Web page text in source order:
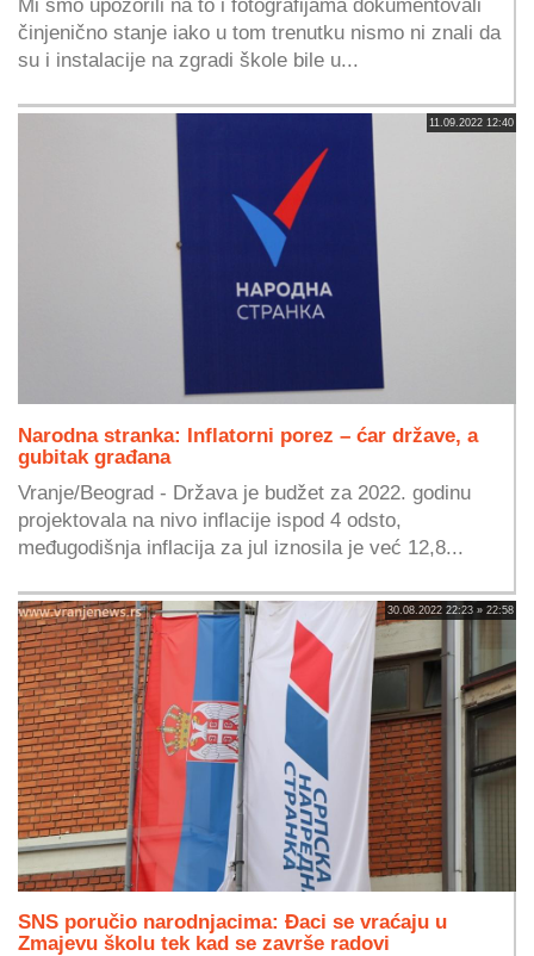
Mi smo upozorili na to i fotografijama dokumentovali
činjenično stanje iako u tom trenutku nismo ni znali da
su i instalacije na zgradi škole bile u...
11.09.2022 12:40
Narodna stranka: Inflatorni porez – ćar države, a
gubitak građana
Vranje/Beograd - Država je budžet za 2022. godinu
projektovala na nivo inflacije ispod 4 odsto,
međugodišnja inflacija za jul iznosila je već 12,8...
30.08.2022 22:23 » 22:58
SNS poručio narodnjacima: Đaci se vraćaju u
Zmajevu školu tek kad se završe radovi